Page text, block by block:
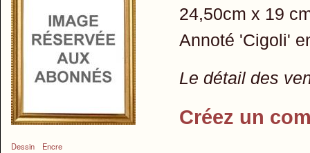
Dessin Encre
24,50cm x 19
Annoté 'Cigoli'
Le détail des
Créez un